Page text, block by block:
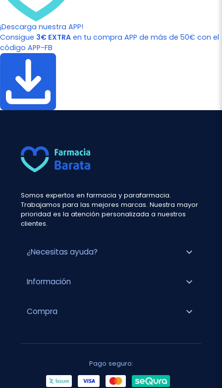
¡Descarga nuestra APP!
Consigue 3€ EXTRA en tu compra APP de más de 50€ con el
código APP-FB
Somos expertos en farmacia y parafarmacia.
Trabajamos para las mejores marcas. Nuestra mayor
prioridad es la atención personalizada a nuestros
clientes.
¿Necesitas ayuda? expand_more
Información expand_more
Compra expand_more
Pago seguro: